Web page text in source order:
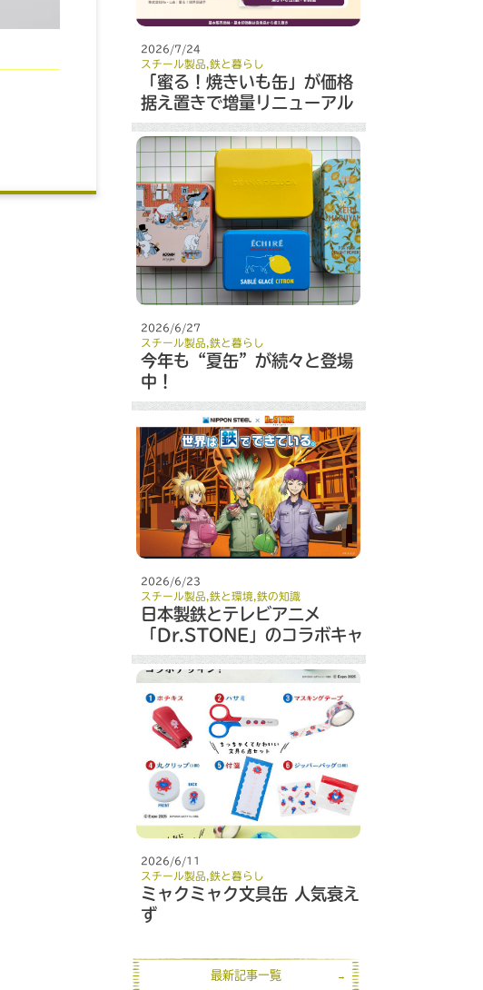
2026/7/24
スチール製品 鉄と暮らし
「蜜る！焼きいも缶」が価格
据え置きで増量リニューアル
2026/6/27
スチール製品 鉄と暮らし
今年も“夏缶”が続々と登場
中！
2026/6/23
スチール製品 鉄と環境, 鉄の知識
日本製鉄とテレビアニメ
「Dr.STONE」のコラボキャ
ンペーン
2026/6/11
スチール製品 鉄と暮らし
ミャクミャク文具缶 人気衰え
ず
最新記事一覧